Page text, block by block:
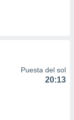
Puesta del sol
20:13